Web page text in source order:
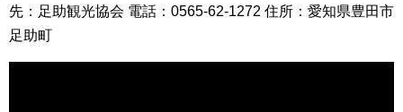
先：足助観光協会 電話：0565-62-1272 住所：愛知県豊田市
足助町